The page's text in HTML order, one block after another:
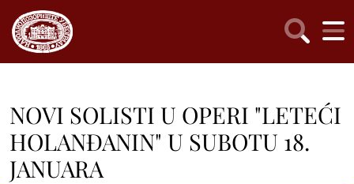
NOVI SOLISTI U OPERI "LETEĆI
HOLANĐANIN" U SUBOTU 18.
JANUARA